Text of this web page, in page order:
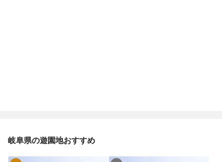
岐阜県の遊園地おすすめ